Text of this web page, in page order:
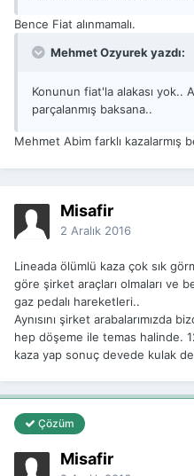
Bence Fiat alınmamalı.
Mehmet Ozyurek yazdı:
Konunun fiat'la alakası yok..
parçalanmış baksana..
Mehmet Abim farklı kazalarmış
Misafir
2 Aralık 2016
Lineada ölümlü kaza çok sık
göre şirket araçları olmaları ve
gaz pedalı hareketleri..
Aynısını şirket arabalarımızda
hep döşeme ile temas halinde.
kaza yap sonuç devede kulak
Çözüm
Misafir